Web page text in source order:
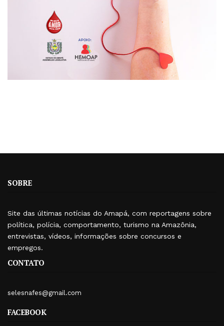
SOBRE
Site das últimas notícias do Amapá, com reportagens sobre
política, polícia, comportamento, turismo na Amazônia,
entrevistas, vídeos, informações sobre concursos e
empregos.
CONTATO
selesnafes@gmail.com
FACEBOOK